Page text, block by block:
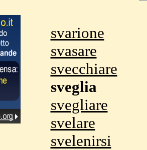
svarione
svasare
svecchiare
sveglia
svegliare
svelare
svelenirsi